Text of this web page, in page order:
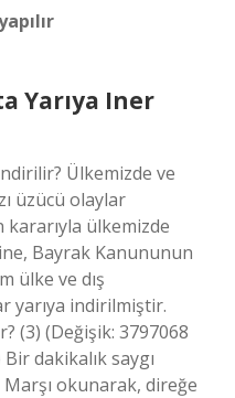
Yarıya Iner
Ülkemizde ve
üzücü olaylar
kararıyla ülkemizde
Bayrak Kanununun
ülke ve dış
yarıya indirilmiştir.
(3) (Değişik: 3797068
dakikalık saygı
okunarak, direğe